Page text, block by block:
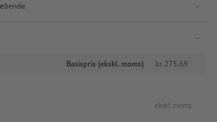
Basispris (ekskl. moms) kr. 275,69
ekskl. moms